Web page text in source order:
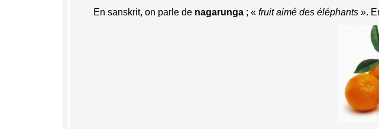
En sanskrit, on parle de nagarunga ; « fruit aimé des éléphants ».